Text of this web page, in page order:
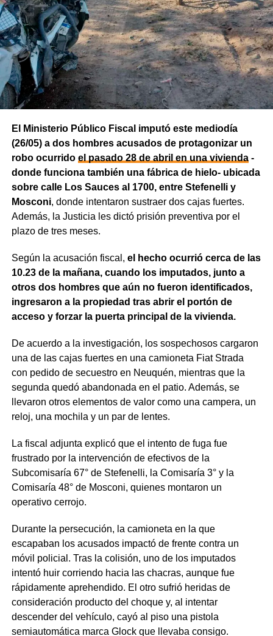
El Ministerio Público Fiscal imputó este mediodía
(26/05) a dos hombres acusados de protagonizar un
robo ocurrido el pasado 28 de abril en una vivienda-
donde funciona también una fábrica de hielo- ubicada
sobre calle Los Sauces al 1700, entre Stefenelli y
Mosconi, donde intentaron sustraer dos cajas fuertes.
Además, la Justicia les dictó prisión preventiva por el
plazo de tres meses.
Según la acusación fiscal, el hecho ocurrió cerca de las
10.23 de la mañana, cuando los imputados, junto a
otros dos hombres que aún no fueron identificados,
ingresaron a la propiedad tras abrir el portón de
acceso y forzar la puerta principal de la vivienda.
De acuerdo a la investigación, los sospechosos cargaron
una de las cajas fuertes en una camioneta Fiat Strada
con pedido de secuestro en Neuquén, mientras que la
segunda quedó abandonada en el patio. Además, se
llevaron otros elementos de valor como una campera, un
reloj, una mochila y un par de lentes.
La fiscal adjunta explicó que el intento de fuga fue
frustrado por la intervención de efectivos de la
Subcomisaría 67° de Stefenelli, la Comisaría 3° y la
Comisaría 48° de Mosconi, quienes montaron un
operativo cerrojo.
Durante la persecución, la camioneta en la que
escapaban los acusados impactó de frente contra un
móvil policial. Tras la colisión, uno de los imputados
intentó huir corriendo hacia las chacras, aunque fue
rápidamente aprehendido. El otro sufrió heridas de
consideración producto del choque y, al intentar
descender del vehículo, cayó al piso una pistola
semiautomática marca Glock que llevaba consigo.